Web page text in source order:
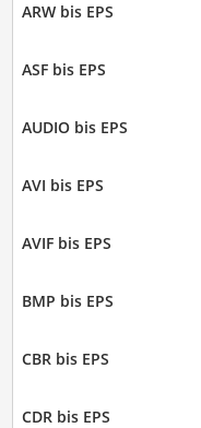
ARW bis EPS
ASF bis EPS
AUDIO bis EPS
AVI bis EPS
AVIF bis EPS
BMP bis EPS
CBR bis EPS
CDR bis EPS